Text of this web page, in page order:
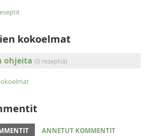
kokoelmat
ohjeita (0 reseptiä)
ANNETUT KOMMENTIT